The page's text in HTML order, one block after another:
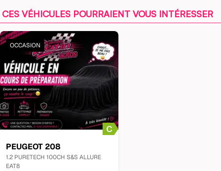
CES VÉHICULES POURRAIENT VOUS INTÉRESSER
OCCASION
PEUGEOT 208
1.2 PURETECH 100CH S&S ALLURE
EAT8